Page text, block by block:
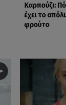
Καρπούζι:
έχει το
φρούτο